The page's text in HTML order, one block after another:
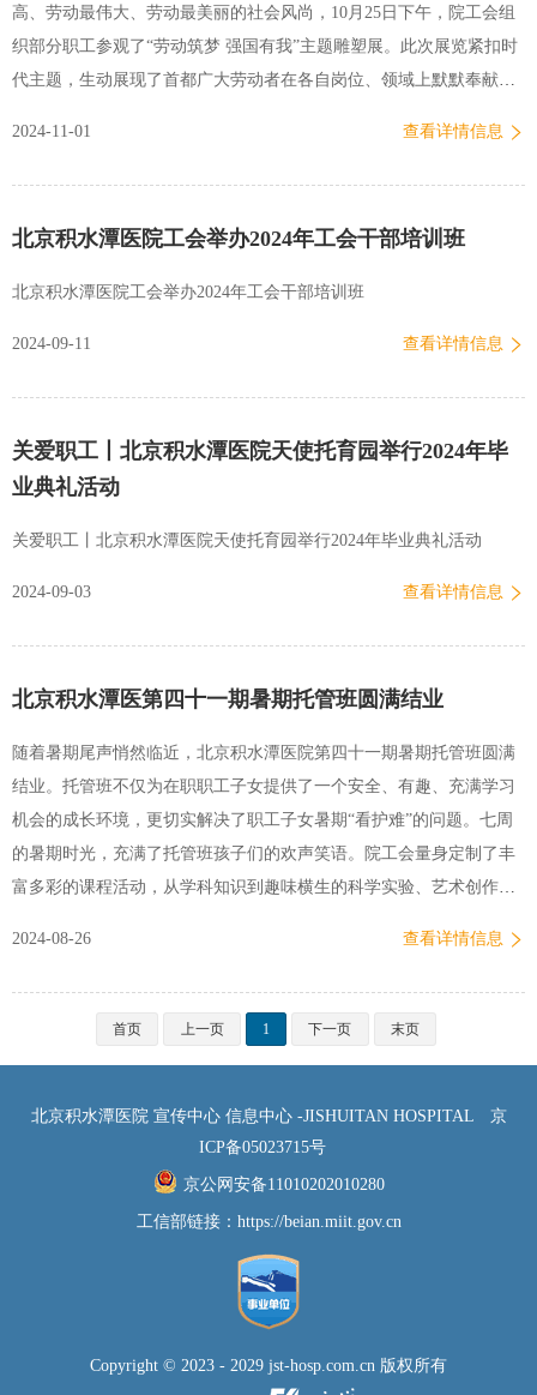
高、劳动最伟大、劳动最美丽的社会风尚，10月25日下午，院工会组
织部分职工参观了“劳动筑梦 强国有我”主题雕塑展。此次展览紧扣时
代主题，生动展现了首都广大劳动者在各自岗位、领域上默默奉献的
的对劳动的赞美之情。其中，中国骨科先驱，我院首任院长孟继懋教
奉献给了医疗事业，为保障人民…
2024-11-01 查看详情信息
北京积水潭医院工会举办2024年工会干部培训班
北京积水潭医院工会举办2024年工会干部培训班
2024-09-11 查看详情信息
关爱职工丨北京积水潭医院天使托育园举行2024年毕
业典礼活动
关爱职工丨北京积水潭医院天使托育园举行2024年毕业典礼活动
2024-09-03 查看详情信息
北京积水潭医第四十一期暑期托管班圆满结业
随着暑期尾声悄然临近，北京积水潭医院第四十一期暑期托管班圆满
结业。托管班不仅为在职职工子女提供了一个安全、有趣、充满学习
机会的成长环境，更切实解决了职工子女暑期“看护难”的问题。七周
的暑期时光，充满了托管班孩子们的欢声笑语。院工会量身定制了丰
富多彩的课程活动，从学科知识到趣味横生的科学实验、艺术创作，
贵的知识与体验，点燃了探索未知的热情与梦想。职工食堂还为孩子
们免费开设了一堂点心烘焙课程。从称量材料、搅拌面团到成型烘
2024-08-26 查看详情信息
首页 上一页 1 下一页 末页
北京积水潭医院 宣传中心 信息中心 -JISHUITAN HOSPITAL
京
ICP备05023715号
京公网安备11010202010280
工信部链接： https://beian.miit.gov.cn
Copyright © 2023 - 2029 jst-hosp.com.cn 版权所有